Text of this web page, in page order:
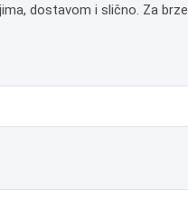
dostavom i slično. Za brze